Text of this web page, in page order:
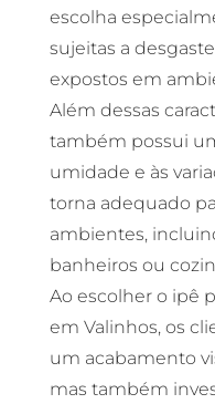
escolha
sujeitas a
expostos em
Além dessas
também possui
umidade e às
torna adequado
ambientes,
banheiros ou
Ao escolher o ipê
em Valinhos, os
um acabamento
mas também